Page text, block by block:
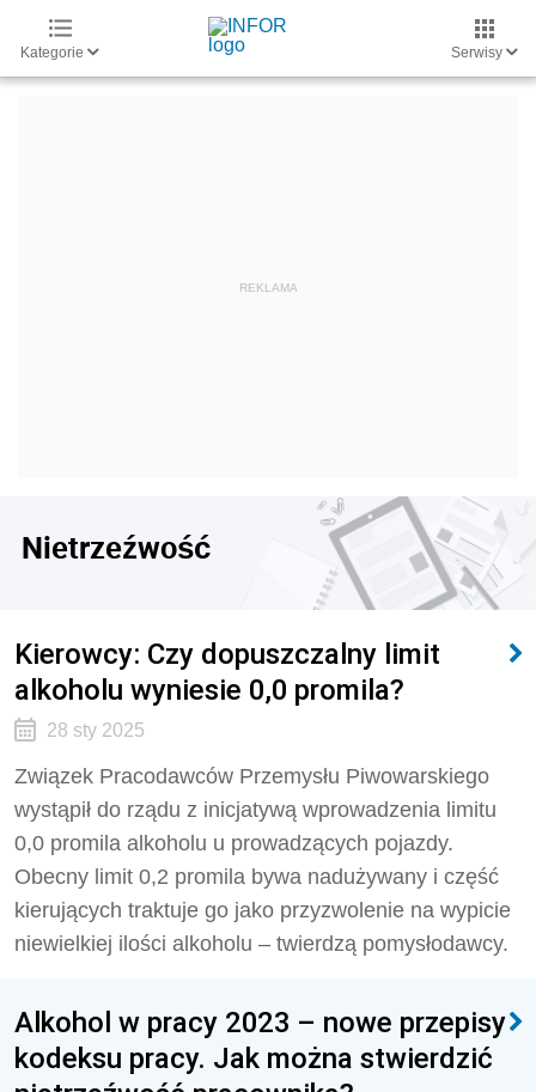
Kategorie Serwisy
Nietrzeźwość
Kierowcy: Czy dopuszczalny limit
alkoholu wyniesie 0,0 promila?
28 sty 2025
Związek Pracodawców Przemysłu Piwowarskiego
wystąpił do rządu z inicjatywą wprowadzenia limitu
0,0 promila alkoholu u prowadzących pojazdy.
Obecny limit 0,2 promila bywa nadużywany i część
kierujących traktuje go jako przyzwolenie na wypicie
niewielkiej ilości alkoholu – twierdzą pomysłodawcy.
Alkohol w pracy 2023 – nowe przepisy
kodeksu pracy. Jak można stwierdzić